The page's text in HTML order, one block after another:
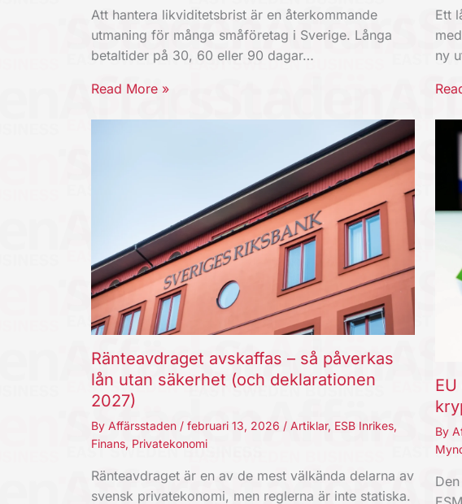
Att hantera likviditetsbrist är en återkommande
utmaning för många småföretag i Sverige. Långa
betaltider på 30, 60 eller 90 dagar…
Read More »
Ett
ny
Ränteavdraget avskaffas – så påverkas
lån utan säkerhet (och deklarationen
2027)
By Affärsstaden / februari 13, 2026 / Artiklar, ESB Inrikes,
Finans, Privatekonomi
Ränteavdraget är en av de mest välkända delarna av
svensk privatekonomi, men reglerna är inte statiska.
By